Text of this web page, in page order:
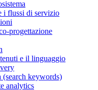
i flussi di servizio
progettazione
e il linguaggio
keywords)
analytics